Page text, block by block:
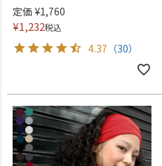
定価 ¥1,760
¥1,232税込
4.37 （30）